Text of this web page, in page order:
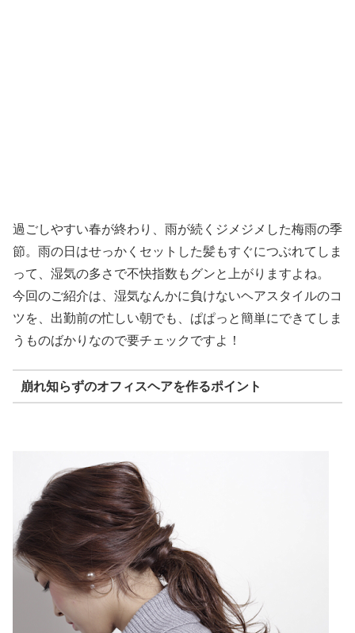
過ごしやすい春が終わり、雨が続くジメジメした梅雨の季
節。雨の日はせっかくセットした髪もすぐにつぶれてしま
って、湿気の多さで不快指数もグンと上がりますよね。
今回のご紹介は、湿気なんかに負けないヘアスタイルのコ
ツを、出勤前の忙しい朝でも、ぱぱっと簡単にできてしま
うものばかりなので要チェックですよ！
崩れ知らずのオフィスヘアを作るポイント